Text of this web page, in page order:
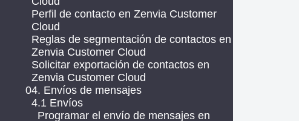
Perfil de contacto en Zenvia Customer
Cloud
Reglas de segmentación de contactos en
Zenvia Customer Cloud
Solicitar exportación de contactos en
Zenvia Customer Cloud
04. Envíos de mensajes
4.1 Envíos
Programar el envío de mensajes en